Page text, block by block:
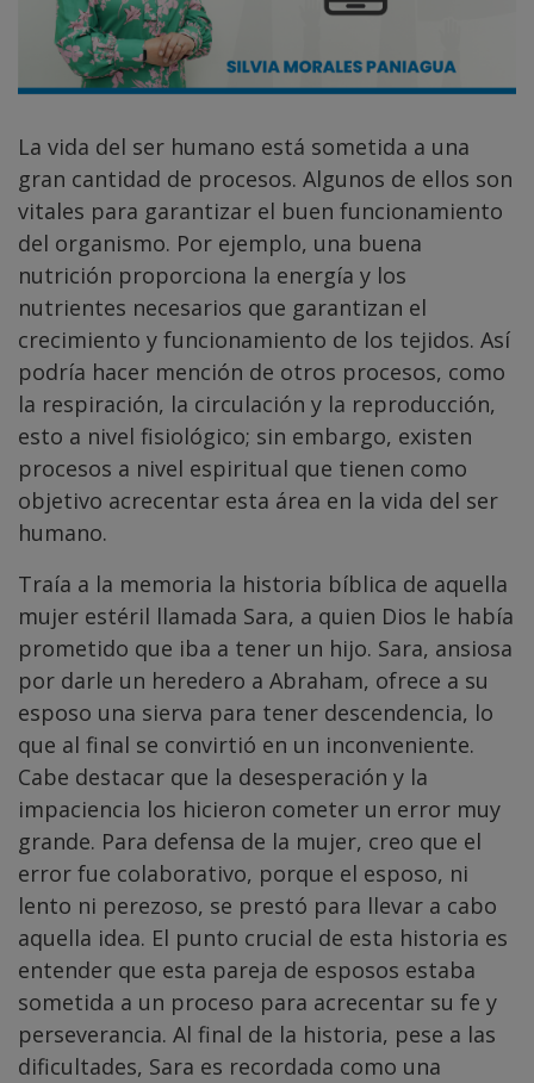
La vida del ser humano está sometida a una
gran cantidad de procesos. Algunos de ellos son
vitales para garantizar el buen funcionamiento
del organismo. Por ejemplo, una buena
nutrición proporciona la energía y los
nutrientes necesarios que garantizan el
crecimiento y funcionamiento de los tejidos. Así
podría hacer mención de otros procesos, como
la respiración, la circulación y la reproducción,
esto a nivel fisiológico; sin embargo, existen
procesos a nivel espiritual que tienen como
objetivo acrecentar esta área en la vida del ser
humano.
Traía a la memoria la historia bíblica de aquella
mujer estéril llamada Sara, a quien Dios le había
prometido que iba a tener un hijo. Sara, ansiosa
por darle un heredero a Abraham, ofrece a su
esposo una sierva para tener descendencia, lo
que al final se convirtió en un inconveniente.
Cabe destacar que la desesperación y la
impaciencia los hicieron cometer un error muy
grande. Para defensa de la mujer, creo que el
error fue colaborativo, porque el esposo, ni
lento ni perezoso, se prestó para llevar a cabo
aquella idea. El punto crucial de esta historia es
entender que esta pareja de esposos estaba
sometida a un proceso para acrecentar su fe y
perseverancia. Al final de la historia, pese a las
dificultades, Sara es recordada como una